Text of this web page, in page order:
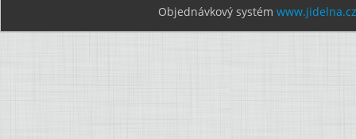
Objednávkový systém www.jidelna.cz